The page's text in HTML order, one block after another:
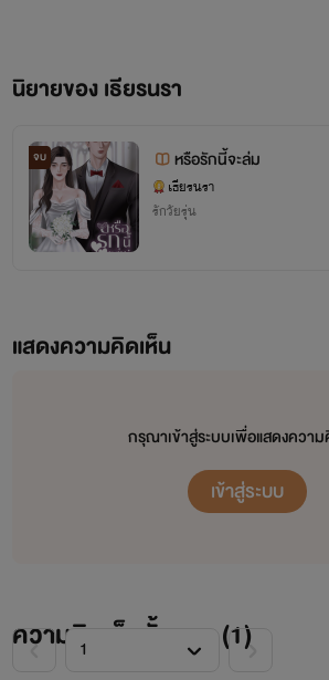
นิยายของ เธียรนรา
จบ หรือรักนี้จะล่ม
เธียรนรา
รักวัยรุ่น
แสดงความคิดเห็น
กรุณาเข้าสู่ระบบเพื่อแสดงควา
เข้าสู่ระบบ
ความคิดเห็นทั้งหมด (1)